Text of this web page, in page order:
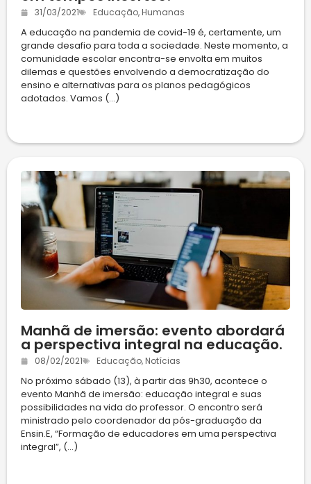
31/03/2021 Educação, Humanas
A educação na pandemia de covid-19 é, certamente, um
grande desafio para toda a sociedade. Neste momento, a
comunidade escolar encontra-se envolta em muitos
dilemas e questões envolvendo a democratização do
ensino e alternativas para os planos pedagógicos
adotados. Vamos (...)
Manhã de imersão: evento abordará
a perspectiva integral na educação.
08/02/2021 Educação, Notícias
No próximo sábado (13), à partir das 9h30, acontece o
evento Manhã de imersão: educação integral e suas
possibilidades na vida do professor. O encontro será
ministrado pelo coordenador da pós-graduação da
Ensin.E, “Formação de educadores em uma perspectiva
integral”, (...)